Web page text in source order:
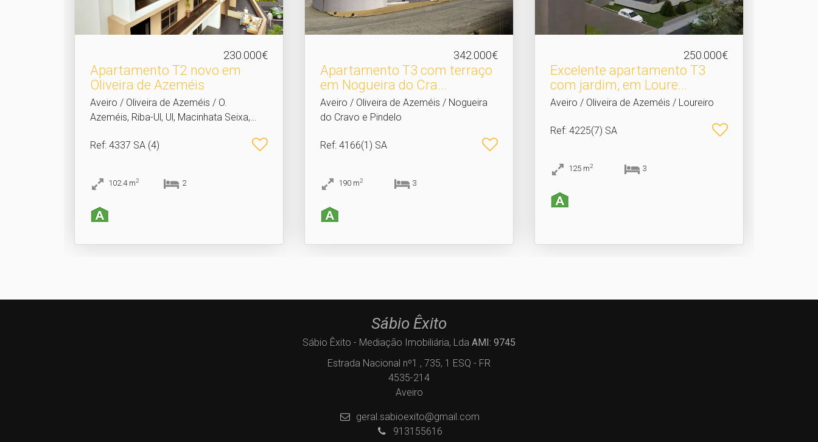
230.000€
Apartamento T2 novo em
Oliveira de Azeméis
Aveiro / Oliveira de Azeméis / O.
Azeméis, Riba-Ul, Ul, Macinhata Seixa,
Ref: 4337 SA (4)
102.4 m2 2
342.000€
Apartamento T3 com terraço
em Nogueira do Cra.​..
Aveiro / Oliveira de Azeméis / Nogueira
do Cravo e Pindelo
Ref: 4166(1) SA
190 m2 3
250.000€
Excelente apartamento T3
com jardim, em Loure.​..
Aveiro / Oliveira de Azeméis / Loureiro
Ref: 4225(7) SA
125 m2 3
Sábio Êxito
Sábio Êxito - Mediação Imobiliária, Lda AMI: 9745
Estrada Nacional nº1 , 735, 1 ESQ - FR
4535-214
Aveiro
geral.sabioexito@gmail.com
913155616